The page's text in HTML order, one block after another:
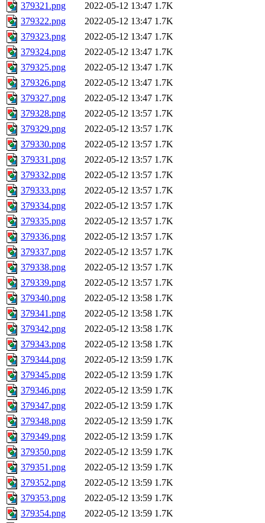
379321.png
2022-05-12 13:47 1.7K
379322.png
2022-05-12 13:47 1.7K
379323.png
2022-05-12 13:47 1.7K
379324.png
2022-05-12 13:47 1.7K
379325.png
2022-05-12 13:47 1.7K
379326.png
2022-05-12 13:47 1.7K
379327.png
2022-05-12 13:47 1.7K
379328.png
2022-05-12 13:57 1.7K
379329.png
2022-05-12 13:57 1.7K
379330.png
2022-05-12 13:57 1.7K
379331.png
2022-05-12 13:57 1.7K
379332.png
2022-05-12 13:57 1.7K
379333.png
2022-05-12 13:57 1.7K
379334.png
2022-05-12 13:57 1.7K
379335.png
2022-05-12 13:57 1.7K
379336.png
2022-05-12 13:57 1.7K
379337.png
2022-05-12 13:57 1.7K
379338.png
2022-05-12 13:57 1.7K
379339.png
2022-05-12 13:57 1.7K
379340.png
2022-05-12 13:58 1.7K
379341.png
2022-05-12 13:58 1.7K
379342.png
2022-05-12 13:58 1.7K
379343.png
2022-05-12 13:58 1.7K
379344.png
2022-05-12 13:59 1.7K
379345.png
2022-05-12 13:59 1.7K
379346.png
2022-05-12 13:59 1.7K
379347.png
2022-05-12 13:59 1.7K
379348.png
2022-05-12 13:59 1.7K
379349.png
2022-05-12 13:59 1.7K
379350.png
2022-05-12 13:59 1.7K
379351.png
2022-05-12 13:59 1.7K
379352.png
2022-05-12 13:59 1.7K
379353.png
2022-05-12 13:59 1.7K
379354.png
2022-05-12 13:59 1.7K